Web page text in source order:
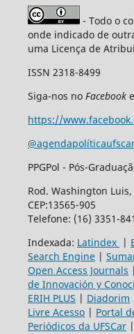
- Todo o
onde indicado de
uma Licença de
ISSN 2318-8499
Siga-nos no Facebook
https://
PPGPol - Pós-
Rod. Washington Luis,
CEP:13565-905
Telefone: (16) 3351-
Indexada: Latindex |
Search Engine|
Open Access Journals |
de Innovación y
ERIH PLUS | Diadorim
Livre Acesso| Portal
Periódicos da UFSCar|